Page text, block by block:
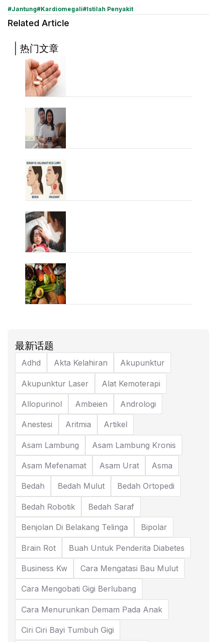
#Jantung#Kardiomegali#Istilah Penyakit
Related Article
热门文章
最新话题
Adhd Akta Kelahiran Akupunktur
Akupunktur Laser Alat Kemoterapi
Allopurinol Ambeien Andrologi
Anestesi Aritmia Artikel
Asam Lambung Asam Lambung Kronis
Asam Mefenamat Asam Urat Asma
Bedah Bedah Mulut Bedah Ortopedi
Bedah Robotik Bedah Saraf
Benjolan Di Belakang Telinga Bipolar
Brain Rot Buah Untuk Penderita Diabetes
Business Kw Cara Mengatasi Bau Mulut
Cara Mengobati Gigi Berlubang
Cara Menurunkan Demam Pada Anak
Ciri Ciri Bayi Tumbuh Gigi